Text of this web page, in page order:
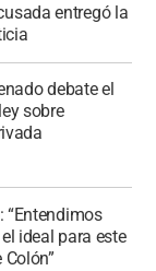
entregó la
debate el
sobre
“Entendimos
ideal para este